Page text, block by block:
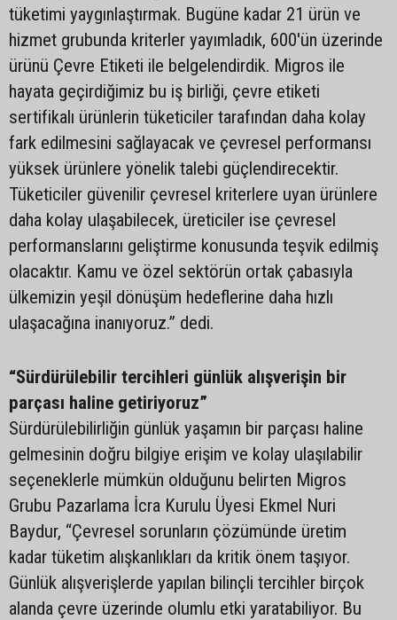
tüketimi yaygınlaştırmak. Bugüne kadar 21 ürün ve
hizmet grubunda kriterler yayımladık, 600'ün üzerinde
ürünü Çevre Etiketi ile belgelendirdik. Migros ile
hayata geçirdiğimiz bu iş birliği, çevre etiketi
sertifikalı ürünlerin tüketiciler tarafından daha kolay
fark edilmesini sağlayacak ve çevresel performansı
yüksek ürünlere yönelik talebi güçlendirecektir.
Tüketiciler güvenilir çevresel kriterlere uyan ürünlere
daha kolay ulaşabilecek, üreticiler ise çevresel
performanslarını geliştirme konusunda teşvik edilmiş
olacaktır. Kamu ve özel sektörün ortak çabasıyla
ülkemizin yeşil dönüşüm hedeflerine daha hızlı
ulaşacağına inanıyoruz.” dedi.
“Sürdürülebilir tercihleri günlük alışverişin bir
parçası haline getiriyoruz”
Sürdürülebilirliğin günlük yaşamın bir parçası haline
gelmesinin doğru bilgiye erişim ve kolay ulaşılabilir
seçeneklerle mümkün olduğunu belirten Migros
Grubu Pazarlama İcra Kurulu Üyesi Ekmel Nuri
Baydur, “Çevresel sorunların çözümünde üretim
kadar tüketim alışkanlıkları da kritik önem taşıyor.
Günlük alışverişlerde yapılan bilinçli tercihler birçok
alanda çevre üzerinde olumlu etki yaratabiliyor. Bu